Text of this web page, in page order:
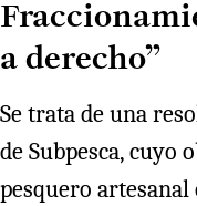
a derecho”
Se trata de una
de Subpesca,
pesquero artesanal